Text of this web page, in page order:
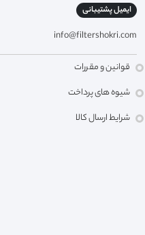
ایمیل پشتیبانی
info@filtershokri.com
قوانین و مقررات
شیوه های پرداخت
شرایط ارسال کالا